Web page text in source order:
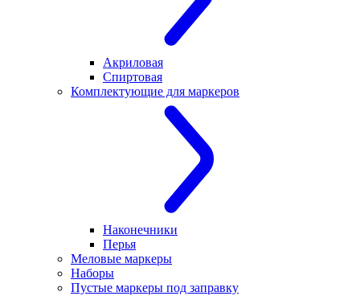
Акриловая
Спиртовая
Комплектующие для маркеров
Наконечники
Перья
Меловые маркеры
Наборы
Пустые маркеры под заправку